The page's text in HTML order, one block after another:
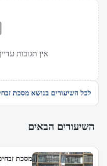
אין תגובות
לכל השיעורים בנושא מסכת
השיעורים הבאים
מסכת